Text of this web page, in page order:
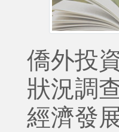
僑外投
狀況調
經濟發